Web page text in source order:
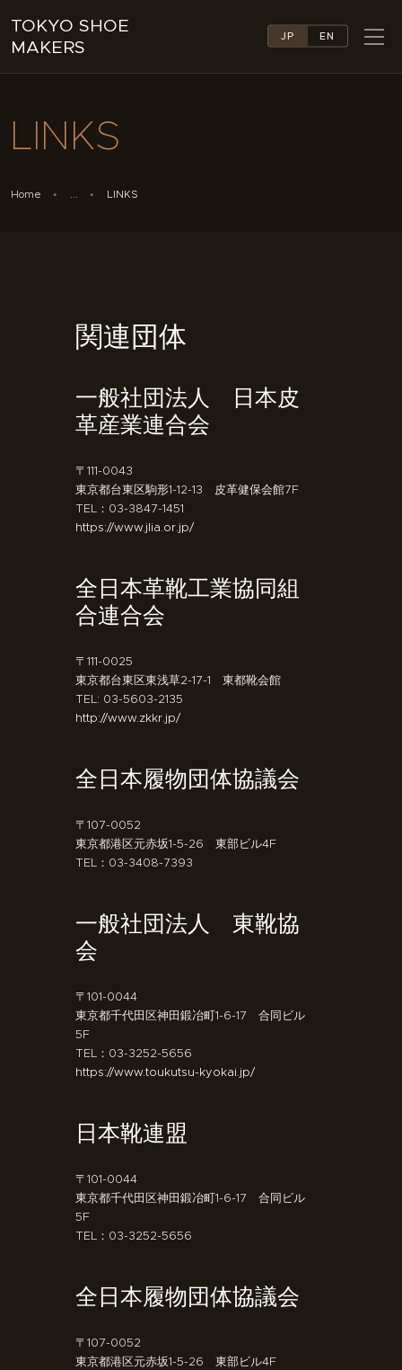
TOKYO SHOE
MAKERS
JP EN
LINKS
Home ... LINKS
COMPANY LIST
COLLECTIONS
関連団体
一般社団法人 日本皮
革産業連合会
〒111-0043
東京都台東区駒形1-12-13 皮革健保会館7F
TEL：03-3847-1451
https://www.jlia.or.jp/
全日本革靴工業協同組
合連合会
〒111-0025
東京都台東区東浅草2-17-1 東都靴会館
TEL: 03-5603-2135
http://www.zkkr.jp/
全日本履物団体協議会
〒107-0052
東京都港区元赤坂1-5-26 東部ビル4F
TEL：03-3408-7393
一般社団法人 東靴協
会
〒101-0044
東京都千代田区神田鍛冶町1-6-17 合同ビル
5F
TEL：03-3252-5656
https://www.toukutsu-kyokai.jp/
日本靴連盟
〒101-0044
東京都千代田区神田鍛冶町1-6-17 合同ビル
5F
TEL：03-3252-5656
全日本履物団体協議会
〒107-0052
東京都港区元赤坂1-5-26 東部ビル4F